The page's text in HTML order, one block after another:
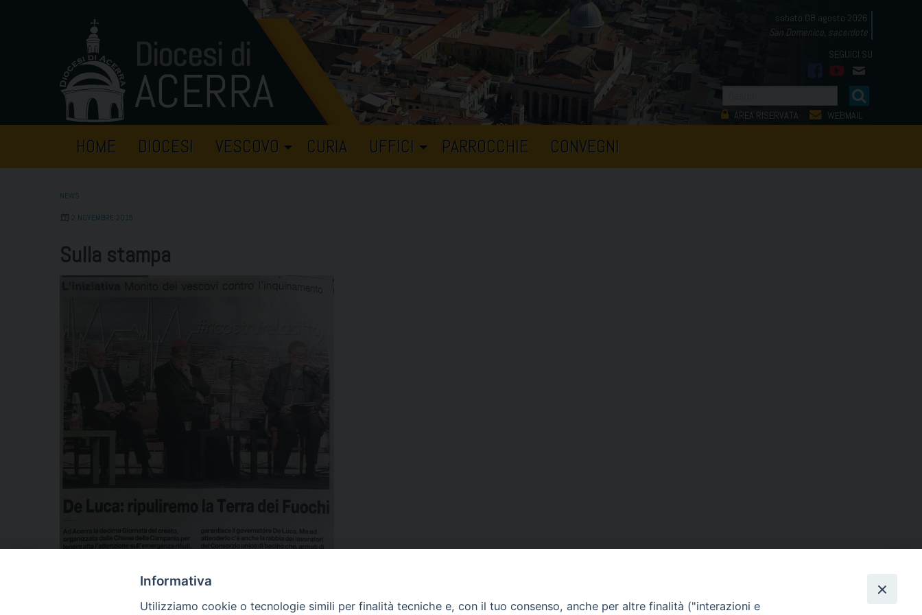
sabato 08 agosto 2026
San Domenico, sacerdote
facebook
youtube
mail
AREA RISERVATA WEBMAIL
HOME DIOCESI VESCOVO CURIA UFFICI PARROCCHIE CONVEGNI
NEWS
2 NOVEMBRE 2015
Sulla stampa
Informativa
Utilizziamo cookie o tecnologie simili per finalità tecniche e, con il tuo consenso, anche per altre finalità ("interazioni e